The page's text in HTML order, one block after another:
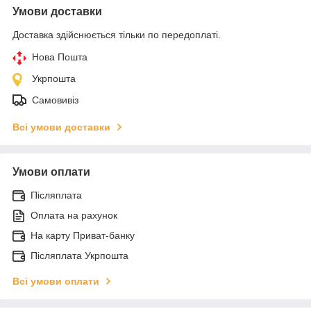
Умови доставки
Доставка здійснюється тільки по передоплаті.
Нова Пошта
Укрпошта
Самовивіз
Всі умови доставки
Умови оплати
Післяплата
Оплата на рахунок
На карту Приват-банку
Післяплата Укрпошта
Всі умови оплати